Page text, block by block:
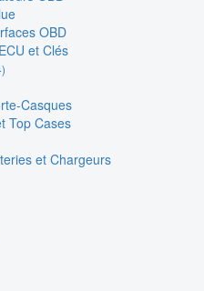
OBD
et Clés
Casques
Top Cases
et Chargeurs